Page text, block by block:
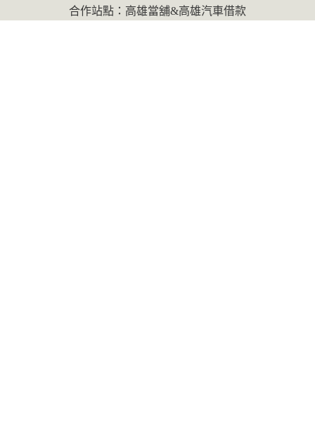
合作站點： 高雄當舖&高雄汽車借款